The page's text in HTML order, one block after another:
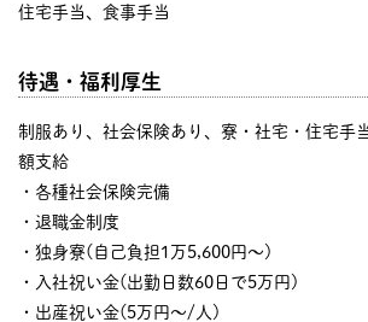
住宅手当、食事手当
待遇・福利厚生
制服あり、社会保険あり、寮・社宅・住宅手
額支給
・各種社会保険完備
・退職金制度
・独身寮(自己負担1万5,600円～)
・入社祝い金(出勤日数60日で5万円)
・出産祝い金(5万円～/人)